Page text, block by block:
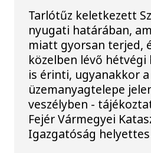
Tarlótűz keletkezett
nyugati határában,
miatt gyorsan terjed,
közelben lévő hétvégi
is érinti, ugyanakkor
üzemanyagtelepe
veszélyben -
Fejér Vármegyei
Igazgatóság